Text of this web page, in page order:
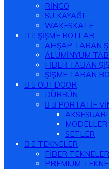
RİNGO
SU KAYAĞI
WAKESKATE
  ŞİŞME BOTLAR
AHŞAP TABAN
ALÜMİNYUM
FİBER TABAN
ŞİŞME TABAN
  OUTDOOR
DÜRBÜN
  PORTATİF
MODELLER
SETLER
  TEKNELER
FİBER TEKNELER
PREMIUM